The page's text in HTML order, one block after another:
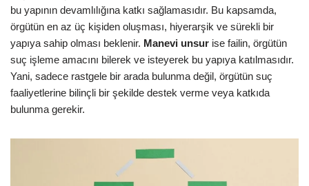
bu yapının devamlılığına katkı sağlamasıdır. Bu kapsamda,
örgütün en az üç kişiden oluşması, hiyerarşik ve sürekli bir
yapıya sahip olması beklenir. Manevi unsur ise failin, örgütün
suç işleme amacını bilerek ve isteyerek bu yapıya katılmasıdır.
Yani, sadece rastgele bir arada bulunma değil, örgütün suç
faaliyetlerine bilinçli bir şekilde destek verme veya katkıda
bulunma gerekir.